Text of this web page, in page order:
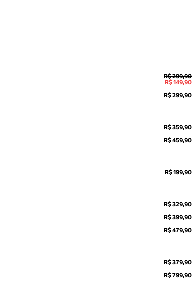
R$ 299,90
R$ 149,90
R$ 299,90
R$ 359,90
R$ 459,90
R$ 199,90
R$ 329,90
R$ 399,90
R$ 479,90
R$ 379,90
R$ 799,90